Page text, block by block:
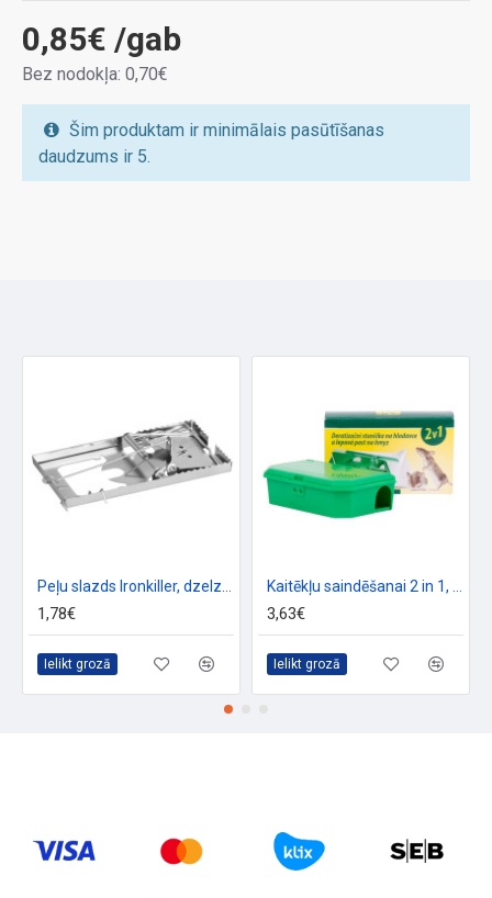
0,85€ /gab
Bez nodokļa: 0,70€
Šim produktam ir minimālais pasūtīšanas
daudzums ir 5.
Peļu slazds Ironkiller, dzelzs, 160x90x0,6 mm
1,78€
Ielikt grozā
Kaitēkļu saindēšanai 2 in 1, līmes slazds kukaiņiem
3,63€
Ielikt grozā